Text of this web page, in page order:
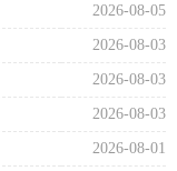
2026-08-05
2026-08-03
2026-08-03
2026-08-03
2026-08-01